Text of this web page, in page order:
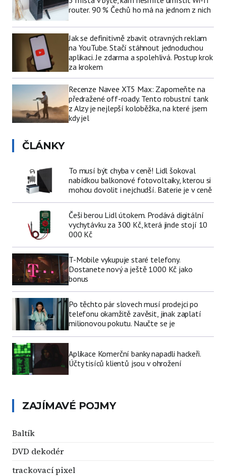
router. 90 % Čechů ho má na jednom z nich
Jak se definitivně zbavit otravných reklam
na YouTube. Stačí stáhnout jednoduchou
aplikaci. Je zdarma a spolehlivá. Postup krok
za krokem
Recenze Navee XT5 Max: Zapomeňte na
předražené off-roady. Tento robustní tank
z Alzy je nejlepší koloběžka, na které jsem
kdy jel
ČLÁNKY
To musí být chyba v ceně! Lidl šokoval
nabídkou balkonové fotovoltaiky, kterou si
mohou dovolit i nejchudší. Baterie je v ceně
Češi berou Lidl útokem. Prodává digitální
vychytávku za 300 Kč, která jinde stojí 10
000 Kč
T-Mobile vykupuje staré telefony.
Dostanete nový a ještě 1000 Kč jako
bonus
Po těchto pár slovech musí prodejci po
telefonu okamžitě zavěsit, jinak zaplatí
milionovou pokutu. Naučte se je
Aplikace Komerční banky napadli hackeři.
Účty tisíců klientů jsou v ohrožení
ZAJÍMAVÉ POJMY
Baltík
DVD dekodér
trackovací pixel